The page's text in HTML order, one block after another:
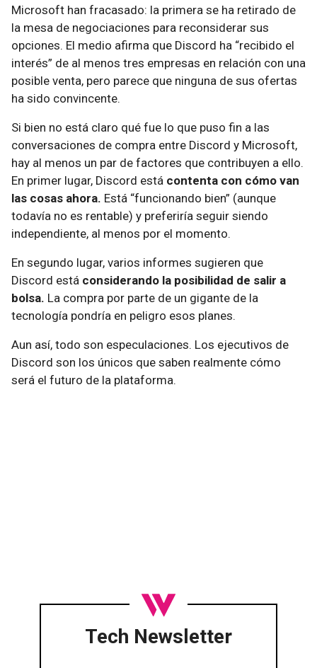
Microsoft han fracasado: la primera se ha retirado de
la mesa de negociaciones para reconsiderar sus
opciones. El medio afirma que Discord ha “recibido el
interés” de al menos tres empresas en relación con una
posible venta, pero parece que ninguna de sus ofertas
ha sido convincente.
Si bien no está claro qué fue lo que puso fin a las
conversaciones de compra entre Discord y Microsoft,
hay al menos un par de factores que contribuyen a ello.
En primer lugar, Discord está contenta con cómo van
las cosas ahora. Está “funcionando bien” (aunque
todavía no es rentable) y preferiría seguir siendo
independiente, al menos por el momento.
En segundo lugar, varios informes sugieren que
Discord está considerando la posibilidad de salir a
bolsa. La compra por parte de un gigante de la
tecnología pondría en peligro esos planes.
Aun así, todo son especulaciones. Los ejecutivos de
Discord son los únicos que saben realmente cómo
será el futuro de la plataforma.
Tech Newsletter